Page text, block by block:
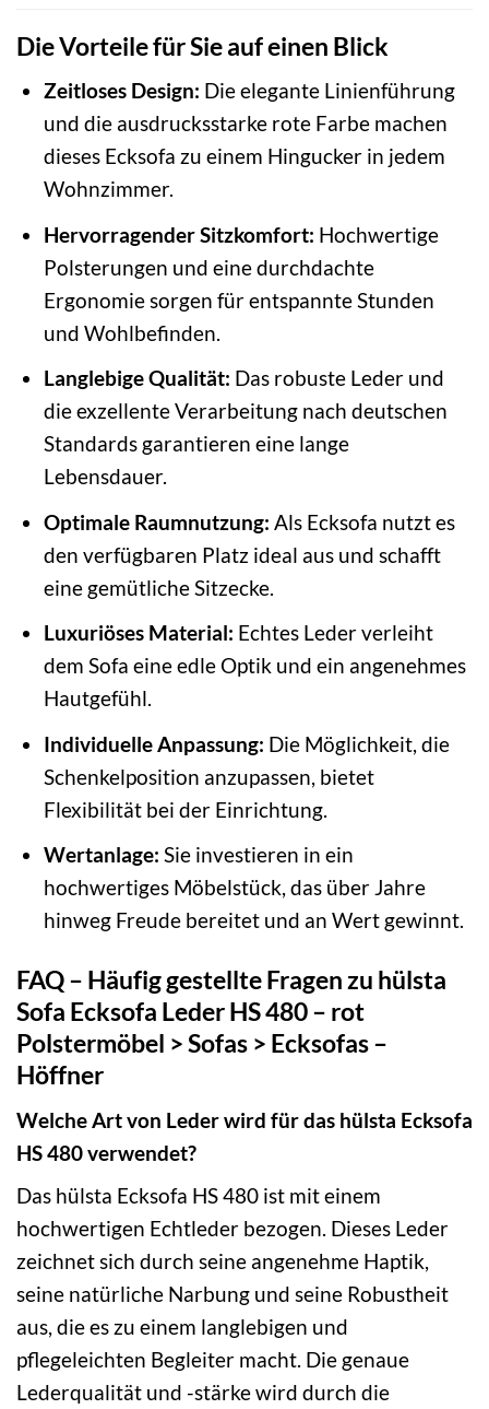
Die Vorteile für Sie auf einen Blick
Zeitloses Design: Die elegante Linienführung
und die ausdrucksstarke rote Farbe machen
dieses Ecksofa zu einem Hingucker in jedem
Wohnzimmer.
Hervorragender Sitzkomfort: Hochwertige
Polsterungen und eine durchdachte
Ergonomie sorgen für entspannte Stunden
und Wohlbefinden.
Langlebige Qualität: Das robuste Leder und
die exzellente Verarbeitung nach deutschen
Standards garantieren eine lange
Lebensdauer.
Optimale Raumnutzung: Als Ecksofa nutzt es
den verfügbaren Platz ideal aus und schafft
eine gemütliche Sitzecke.
Luxuriöses Material: Echtes Leder verleiht
dem Sofa eine edle Optik und ein angenehmes
Hautgefühl.
Individuelle Anpassung: Die Möglichkeit, die
Schenkelposition anzupassen, bietet
Flexibilität bei der Einrichtung.
Wertanlage: Sie investieren in ein
hochwertiges Möbelstück, das über Jahre
hinweg Freude bereitet und an Wert gewinnt.
FAQ – Häufig gestellte Fragen zu hülsta
Sofa Ecksofa Leder HS 480 – rot
Polstermöbel > Sofas > Ecksofas –
Höffner
Welche Art von Leder wird für das hülsta Ecksofa
HS 480 verwendet?
Das hülsta Ecksofa HS 480 ist mit einem
hochwertigen Echtleder bezogen. Dieses Leder
zeichnet sich durch seine angenehme Haptik,
seine natürliche Narbung und seine Robustheit
aus, die es zu einem langlebigen und
pflegeleichten Begleiter macht. Die genaue
Lederqualität und -stärke wird durch die